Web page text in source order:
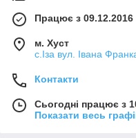
Працює з 09.12.2016
м. Хуст
с.Іза вул. Івана
Контакти
Сьогодні працює з
Показати весь